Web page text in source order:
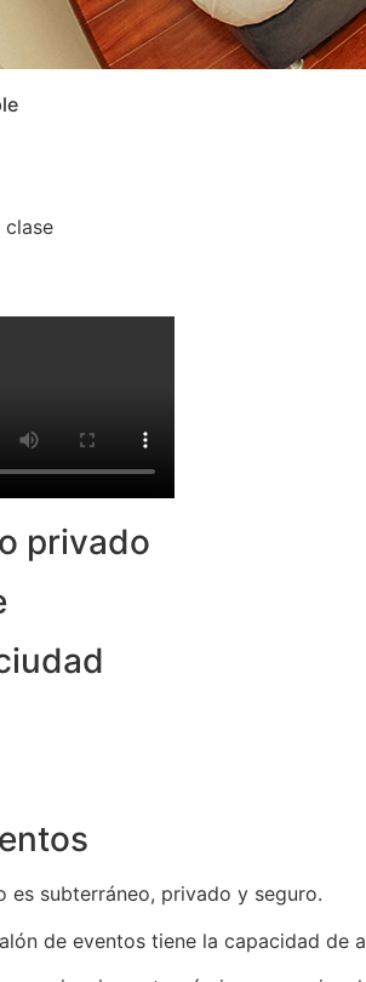
clase
privado
es subterráneo, privado y seguro.
de eventos tiene la capacidad de